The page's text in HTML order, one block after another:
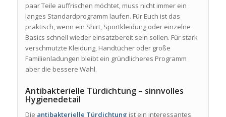
paar Teile auffrischen möchtet, muss nicht immer ein
langes Standardprogramm laufen. Für Euch ist das
praktisch, wenn ein Shirt, Sportkleidung oder einzelne
Basics schnell wieder einsatzbereit sein sollen. Für stark
verschmutzte Kleidung, Handtücher oder große
Familienladungen bleibt ein gründlicheres Programm
aber die bessere Wahl.
Antibakterielle Türdichtung – sinnvolles
Hygienedetail
Die antibakterielle Türdichtung ist ein interessantes